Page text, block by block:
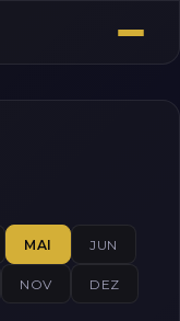
MAI JUN
NOV DEZ